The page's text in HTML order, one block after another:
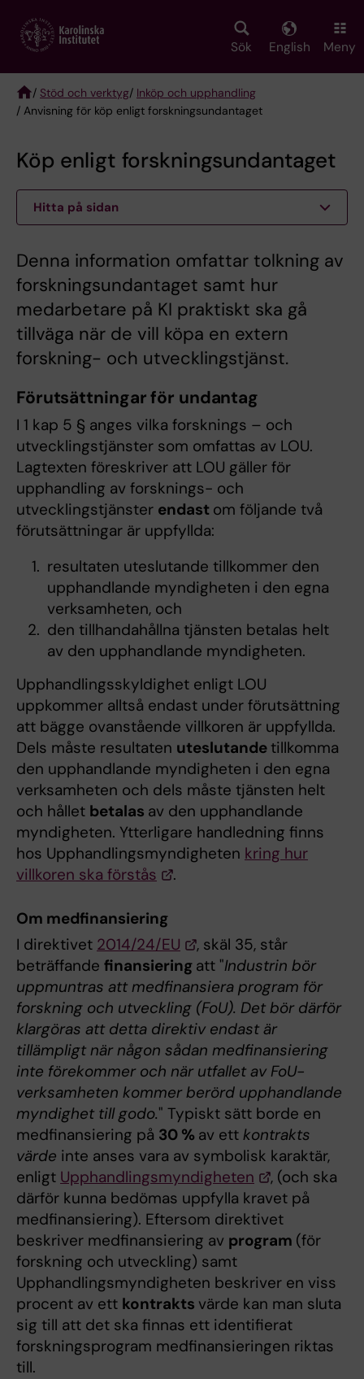
main
Sök English Meny
Breadcrumb
/ Stöd och verktyg/ Inköp och upphandling
/ Anvisning för köp enligt forskningsundantaget
Köp enligt forskningsundantaget
Hitta på sidan
Denna information omfattar tolkning av
forskningsundantaget samt hur
medarbetare på KI praktiskt ska gå
tillväga när de vill köpa en extern
forskning- och utvecklingstjänst.
Förutsättningar för undantag
I 1 kap 5 § anges vilka forsknings – och
utvecklingstjänster som omfattas av LOU.
Lagtexten föreskriver att LOU gäller för
upphandling av forsknings- och
utvecklingstjänster endast om följande två
förutsättningar är uppfyllda:
resultaten uteslutande tillkommer den
upphandlande myndigheten i den egna
verksamheten, och
den tillhandahållna tjänsten betalas helt
av den upphandlande myndigheten.
Upphandlingsskyldighet enligt LOU
uppkommer alltså endast under förutsättning
att bägge ovanstående villkoren är uppfyllda.
Dels måste resultaten uteslutande tillkomma
den upphandlande myndigheten i den egna
verksamheten och dels måste tjänsten helt
och hållet betalas av den upphandlande
myndigheten. Ytterligare handledning finns
hos Upphandlingsmyndigheten kring hur
villkoren ska förstås
.
Om medfinansiering
I direktivet 2014/24/EU
, skäl 35, står
beträffande finansiering att "Industrin bör
uppmuntras att medfinansiera program för
forskning och utveckling (FoU). Det bör därför
klargöras att detta direktiv endast är
tillämpligt när någon sådan medfinansiering
inte förekommer och när utfallet av FoU-
verksamheten kommer berörd upphandlande
myndighet till godo." Typiskt sätt borde en
medfinansiering på 30 % av ett kontrakts
värde inte anses vara av symbolisk karaktär,
enligt Upphandlingsmyndigheten
, (och ska
därför kunna bedömas uppfylla kravet på
medfinansiering). Eftersom direktivet
beskriver medfinansiering av program (för
forskning och utveckling) samt
Upphandlingsmyndigheten beskriver en viss
procent av ett kontrakts värde kan man sluta
sig till att det ska finnas ett identifierat
forskningsprogram medfinansieringen riktas
till.